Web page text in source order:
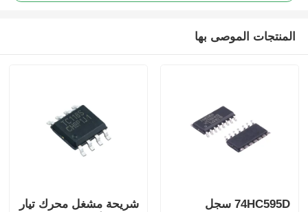
المنتجات الموصى بها
74HC595D سجل
شريحة مشغل محرك تيار